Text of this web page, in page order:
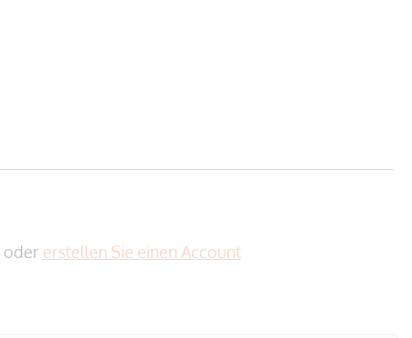
oder erstellen Sie einen Account